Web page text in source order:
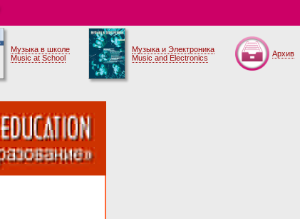
Музыка в школе
Music at School
Музыка и Электроника
Music and Electronics
Архив